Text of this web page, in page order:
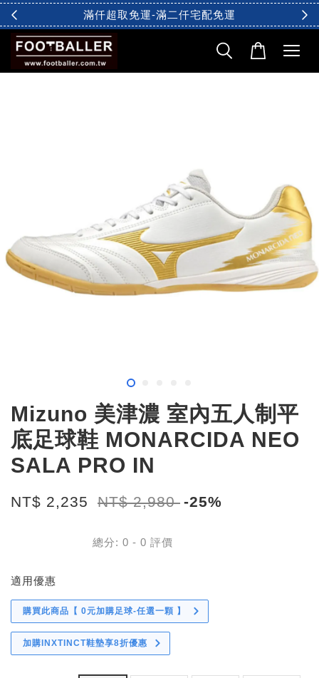
滿仟超取免運-滿二仟宅配免運
Mizuno 美津濃 室內五人制平
底足球鞋 MONARCIDA NEO
SALA PRO IN
NT$ 2,235 NT$ 2,980 -25%
總分: 0 - 0 評價
適用優惠
購買此商品【 0元加購足球-任選一顆 】
加購INXTINCT鞋墊享8折優惠